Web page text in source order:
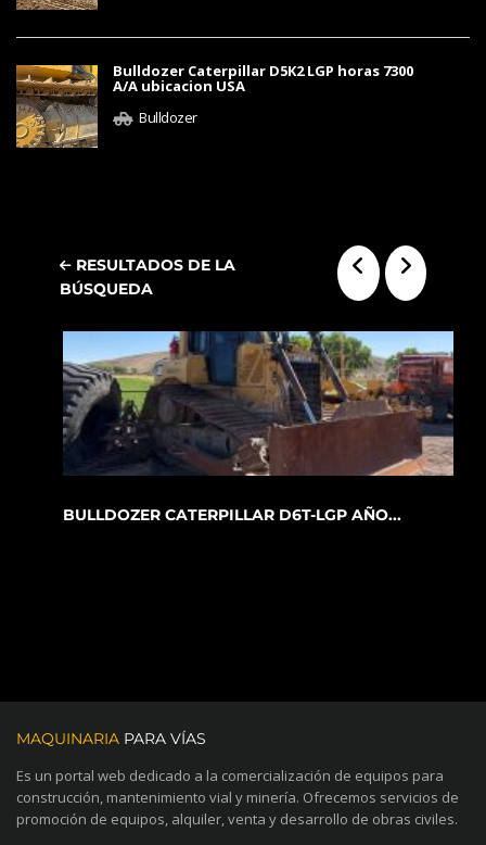
Bulldozer Caterpillar D5K2 LGP horas 7300
A/A ubicacion USA
Bulldozer
RESULTADOS DE LA
BÚSQUEDA
BULLDOZER CATERPILLAR D6T-LGP AÑO...
MAQUINARIA PARA VÍAS
Es un portal web dedicado a la comercialización de equipos para
construcción, mantenimiento vial y minería. Ofrecemos servicios de
promoción de equipos, alquiler, venta y desarrollo de obras civiles.